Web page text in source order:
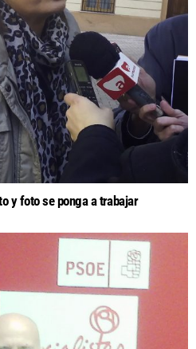
y foto se ponga a trabajar